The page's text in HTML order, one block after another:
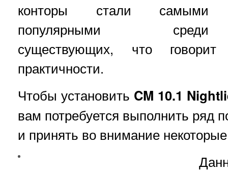
конторы стали самыми
популярными среди
существующих, что
практичности.
Чтобы установить CM 10.1
вам потребуется выполнить ряд
и принять во внимание